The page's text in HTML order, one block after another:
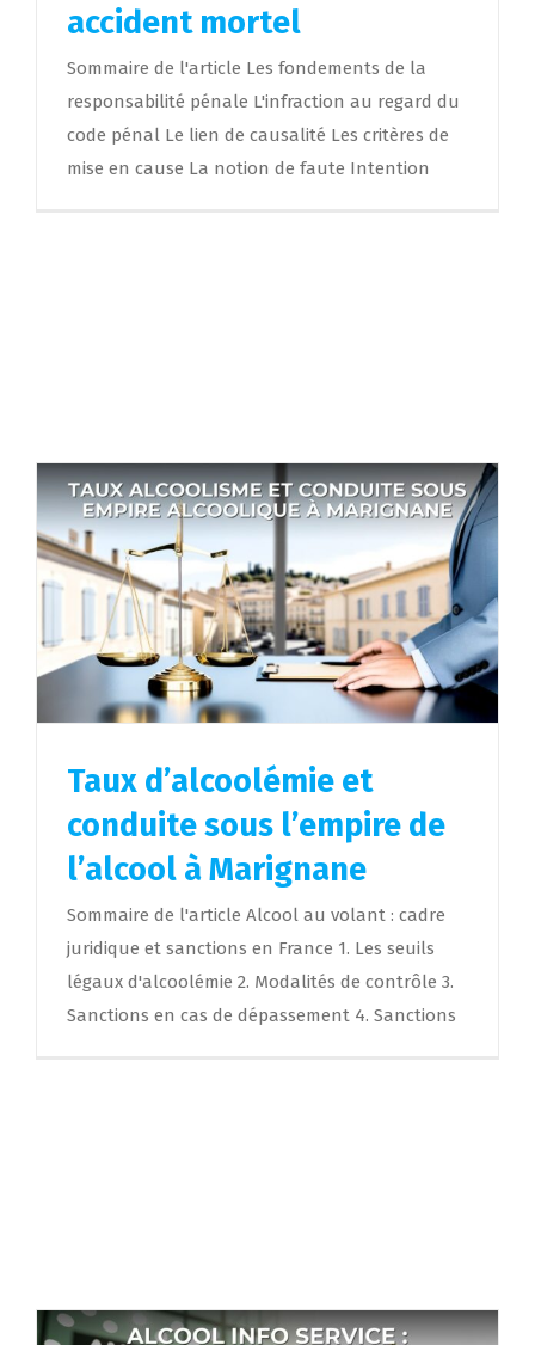
accident mortel
Sommaire de l'article Les fondements de la
responsabilité pénale L'infraction au regard du
code pénal Le lien de causalité Les critères de
mise en cause La notion de faute Intention
Taux d’alcoolémie et
conduite sous l’empire de
l’alcool à Marignane
Sommaire de l'article Alcool au volant : cadre
juridique et sanctions en France 1. Les seuils
légaux d'alcoolémie 2. Modalités de contrôle 3.
Sanctions en cas de dépassement 4. Sanctions